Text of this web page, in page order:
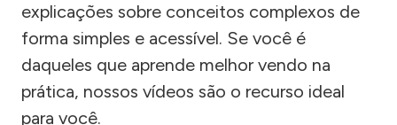
explicações sobre conceitos complexos de
forma simples e acessível. Se você é
daqueles que aprende melhor vendo na
prática, nossos vídeos são o recurso ideal
para você.